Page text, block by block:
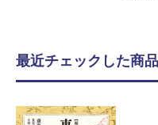
最近チェックした商品